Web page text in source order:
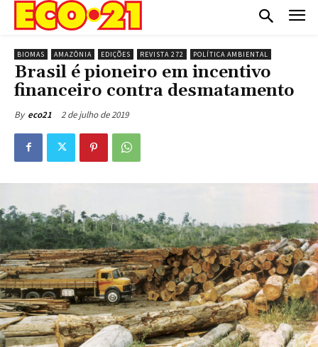
BIOMAS AMAZÔNIA EDIÇÕES REVISTA 272 POLÍTICA AMBIENTAL
Brasil é pioneiro em incentivo
financeiro contra desmatamento
By eco21 2 de julho de 2019